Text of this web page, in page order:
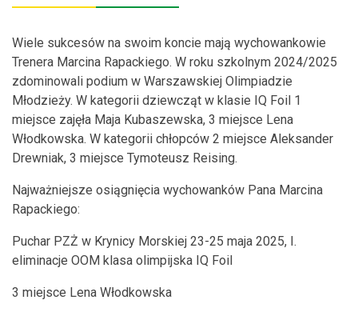
Wiele sukcesów na swoim koncie mają wychowankowie
Trenera Marcina Rapackiego. W roku szkolnym 2024/2025
zdominowali podium w Warszawskiej Olimpiadzie
Młodzieży. W kategorii dziewcząt w klasie IQ Foil 1
miejsce zajęła Maja Kubaszewska, 3 miejsce Lena
Włodkowska. W kategorii chłopców 2 miejsce Aleksander
Drewniak, 3 miejsce Tymoteusz Reising.
Najważniejsze osiągnięcia wychowanków Pana Marcina
Rapackiego:
Puchar PZŻ w Krynicy Morskiej 23-25 maja 2025, I.
eliminacje OOM klasa olimpijska IQ Foil
3 miejsce Lena Włodkowska